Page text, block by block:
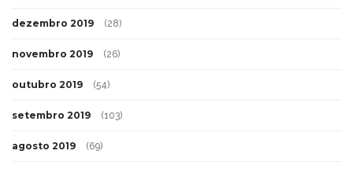
dezembro 2019 (28)
novembro 2019 (26)
outubro 2019 (54)
setembro 2019 (103)
agosto 2019 (69)